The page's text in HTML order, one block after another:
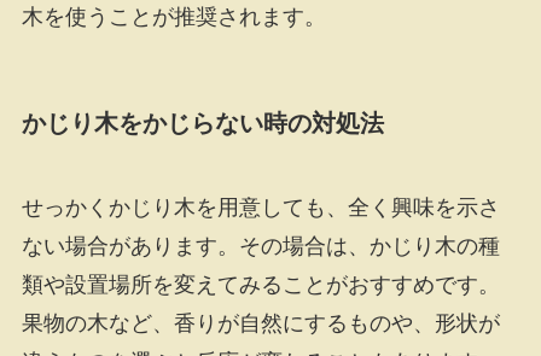
木を使うことが推奨されます。
かじり木をかじらない時の対処法
せっかくかじり木を用意しても、全く興味を示さ
ない場合があります。その場合は、かじり木の種
類や設置場所を変えてみることがおすすめです。
果物の木など、香りが自然にするものや、形状が